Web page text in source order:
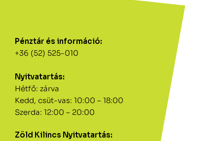
Pénztár és információ:
+36 (52) 525-010
Nyitvatartás:
Hétfő: zárva
Kedd, csüt-vas: 10:00 – 18:00
Szerda: 12:00 – 20:00
Zöld Kilincs Nyitvatartás: